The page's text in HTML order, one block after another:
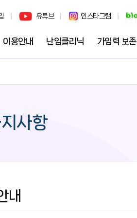
유튜브 인스타그램
이용안내 난임클리닉 가임력 보존
사항
내